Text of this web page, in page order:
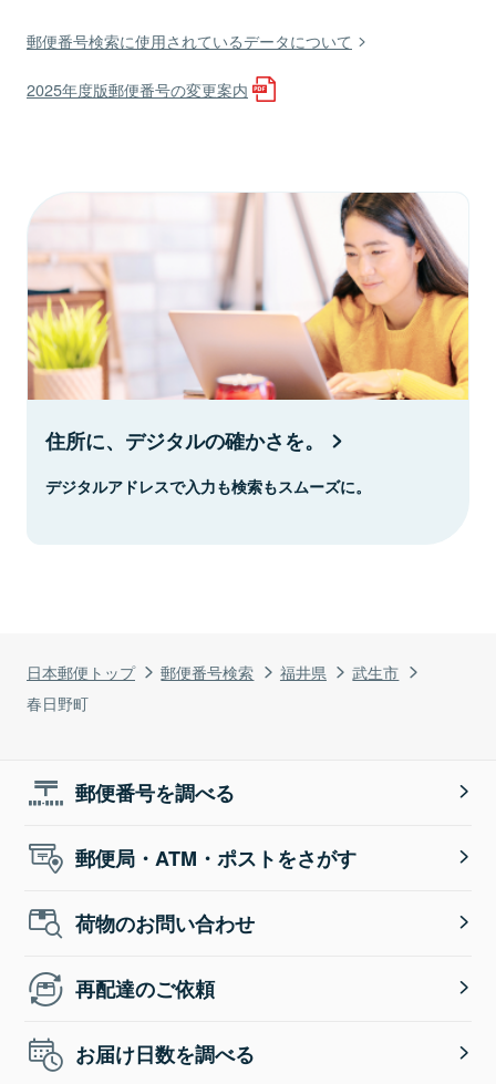
日本郵便トップ 郵便番号検索 福井県
武生市
春日野町
郵便番号検索に使用されているデータについて
2025年度版郵便番号の変更案内
住所に、デジタルの確かさを。
デジタルアドレスで入力も検索もスムーズに。
郵便番号を調べる
郵便局・ATM・ポストをさがす
荷物のお問い合わせ
再配達のご依頼
お届け日数を調べる